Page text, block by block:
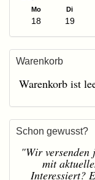
Mo Di
18 19
Warenkorb
Warenkorb ist
Schon gewusst?
"Wir versenden
mit
Interessiert?